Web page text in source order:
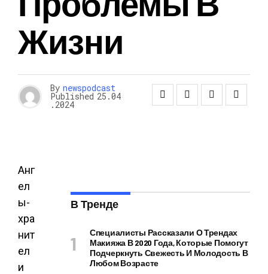
Жизни
By newspodcast
Published 25.04
.2024
Анг
ел
ы-
хра
нит
ел
и
В Тренде
Специалисты Рассказали О Трендах
Макияжа В 2020 Года, Которые Помогут
Подчеркнуть Свежесть И Молодость В
Любом Возрасте